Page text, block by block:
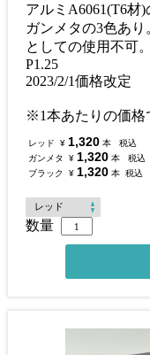
アルミA6061(T6材
ガンメタの3色あ
としての使用不可
P1.25
2023/2/1価格改定
※1本あたりの価格
レッド ¥ 1,320 本
税込
ガンメタ
¥ 1,320 本
税込
ブラック
¥ 1,320 本 税込
数量